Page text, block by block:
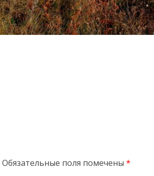
Обязательные поля помечены *